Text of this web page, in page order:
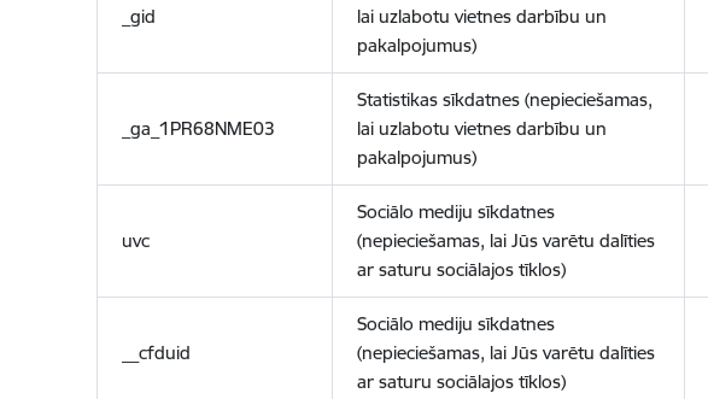
_gid
lai uzlabotu vietnes darbību un
pakalpojumus)
_ga_1PR68NME03
Statistikas sīkdatnes (nepieciešamas,
lai uzlabotu vietnes darbību un
pakalpojumus)
uvc
Sociālo mediju sīkdatnes
(nepieciešamas, lai Jūs varētu dalīties
ar saturu sociālajos tīklos)
__cfduid
Sociālo mediju sīkdatnes
(nepieciešamas, lai Jūs varētu dalīties
ar saturu sociālajos tīklos)